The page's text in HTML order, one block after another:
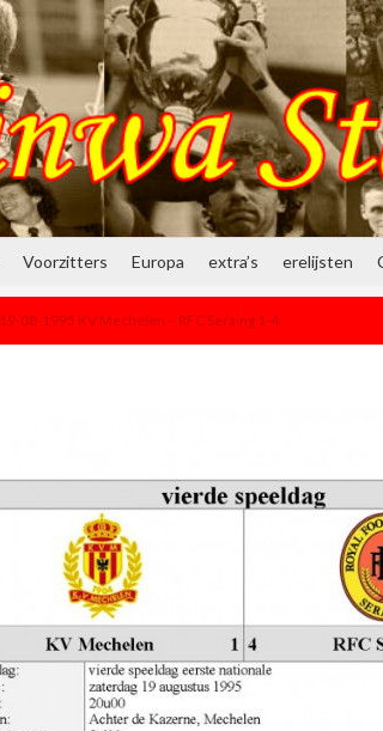
Voorzitters Europa extra’s erelijsten
19-08-1995 KV Mechelen – RFC Seraing 1-4